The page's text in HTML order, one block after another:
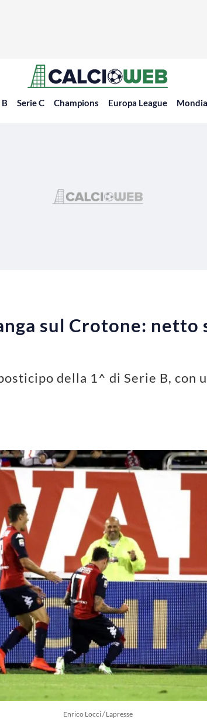
Serie C Champions Europa League
sul Crotone: netto
della 1^ di Serie B, con
Enrico Locci / Lapresse